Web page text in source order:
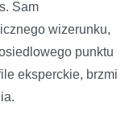
Sam
wizerunku,
punktu
eksperckie, brzmi